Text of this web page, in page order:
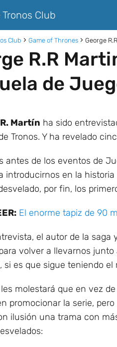
Club
Club Game of Thrones George
R.R
de
Martín ha sido
Tronos. Y ha revelado
antes de los eventos de
introducirnos en la
por fin, los
El enorme tapiz de 90
el autor de la
volver a llevarnos
si es que sigue teniendo
molestará que en vez
promocionar la serie,
ilusión una trama con